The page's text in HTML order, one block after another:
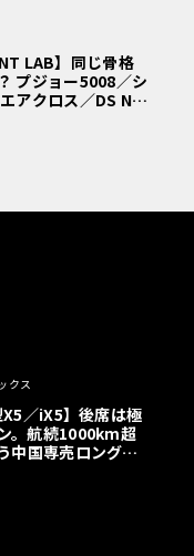
LAB】同じ骨格
プジョー5008／シ
アクロス／DS Nº4
レポート
クス
X5／iX5】後席は極
。航続1000km超
中国専売ロング仕